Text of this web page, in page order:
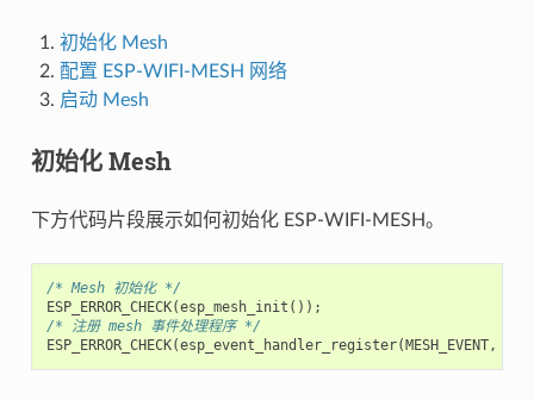
初始化 Mesh
配置 ESP-WIFI-MESH 网络
启动 Mesh
初始化 Mesh
下方代码片段展示如何初始化 ESP-WIFI-MESH。
/* Mesh 初始化 */
ESP_ERROR_CHECK(esp_mesh_init ());
/* 注册 mesh 事件处理程序 */
ESP_ERROR_CHECK(esp_event_handler_register( MESH_EVENT,